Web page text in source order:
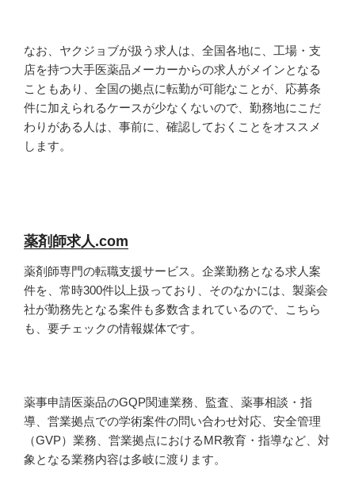
なお、ヤクジョブが扱う求人は、全国各地に、工場・支
店を持つ大手医薬品メーカーからの求人がメインとなる
こともあり、全国の拠点に転勤が可能なことが、応募条
件に加えられるケースが少なくないので、勤務地にこだ
わりがある人は、事前に、確認しておくことをオススメ
します。
薬剤師求人.com
薬剤師専門の転職支援サービス。企業勤務となる求人案
件を、常時300件以上扱っており、そのなかには、製薬会
社が勤務先となる案件も多数含まれているので、こちら
も、要チェックの情報媒体です。
薬事申請医薬品のGQP関連業務、監査、薬事相談・指
導、営業拠点での学術案件の問い合わせ対応、安全管理
（GVP）業務、営業拠点におけるMR教育・指導など、対
象となる業務内容は多岐に渡ります。